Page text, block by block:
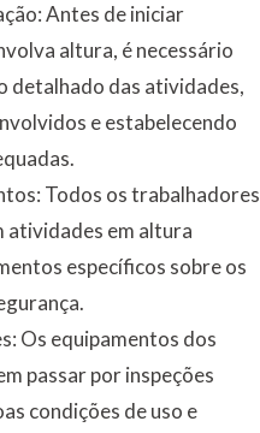
Antes de iniciar
altura, é necessário
detalhado das atividades,
e estabelecendo
Todos os trabalhadores
atividades em altura
específicos sobre os
Os equipamentos dos
passar por inspeções
condições de uso e